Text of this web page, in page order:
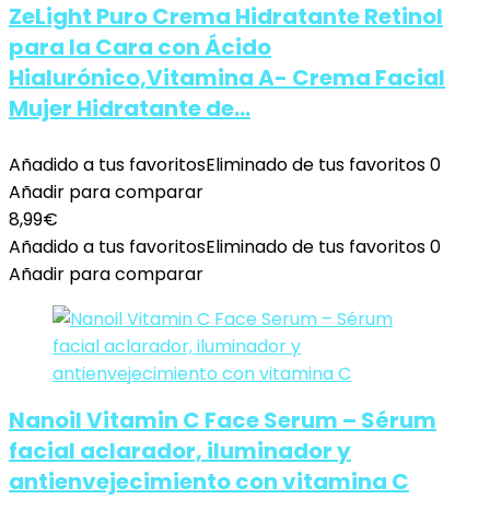
ZeLight Puro Crema Hidratante Retinol
para la Cara con Ácido
Hialurónico,Vitamina A- Crema Facial
Mujer Hidratante de…
Añadido a tus favoritosEliminado de tus favoritos0
Añadir para comparar
8,99€
Añadido a tus favoritosEliminado de tus favoritos0
Añadir para comparar
Nanoil Vitamin C Face Serum – Sérum
facial aclarador, iluminador y
antienvejecimiento con vitamina C